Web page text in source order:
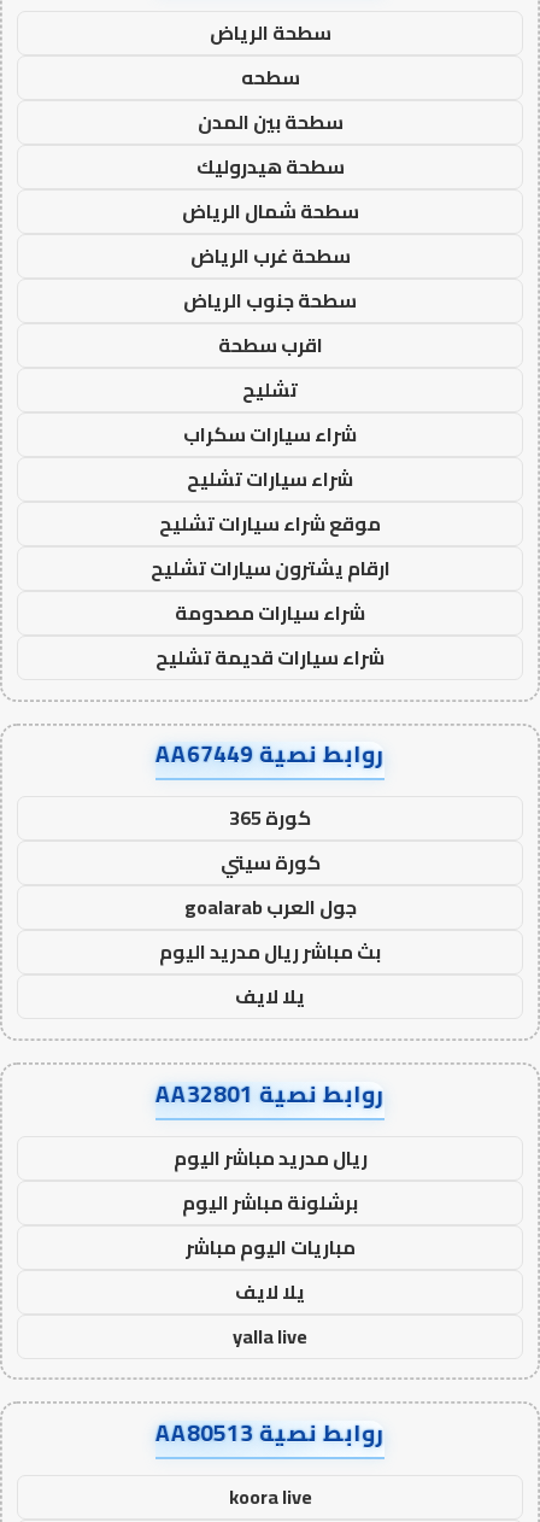
سطحة الرياض
سطحه
سطحة بين المدن
سطحة هيدروليك
سطحة شمال الرياض
سطحة غرب الرياض
سطحة جنوب الرياض
اقرب سطحة
تشليح
شراء سيارات سكراب
شراء سيارات تشليح
موقع شراء سيارات تشليح
ارقام يشترون سيارات تشليح
شراء سيارات مصدومة
شراء سيارات قديمة تشليح
روابط نصية AA67449
كورة 365
كورة سيتي
جول العرب goalarab
بث مباشر ريال مدريد اليوم
يلا لايف
روابط نصية AA32801
ريال مدريد مباشر اليوم
برشلونة مباشر اليوم
مباريات اليوم مباشر
يلا لايف
yalla live
روابط نصية AA80513
koora live